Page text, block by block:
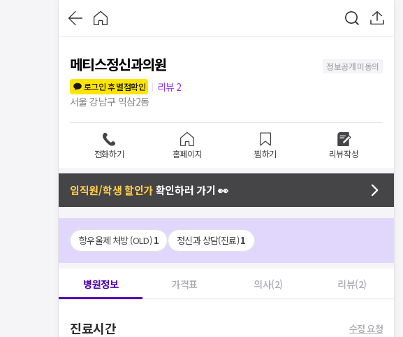
메티스정신과의원
정보공개 미동의
로그인 후 별점확인
리뷰 2
서울 강남구 역삼2동
전화하기 홈페이지 찜하기 리뷰작성
임직원/학생 할인가확인하러 가기 👀
항우울제 처방 (OLD)1 정신과 상담(진료)1
병원정보 가격표 의사(2) 리뷰(2)
진료시간 수정 요청